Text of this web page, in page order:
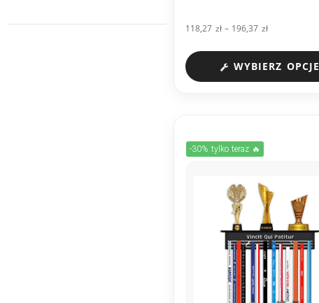
118,27 zł – 196,37 zł
WYBIERZ OPCJE
-30% tylko teraz 🔥